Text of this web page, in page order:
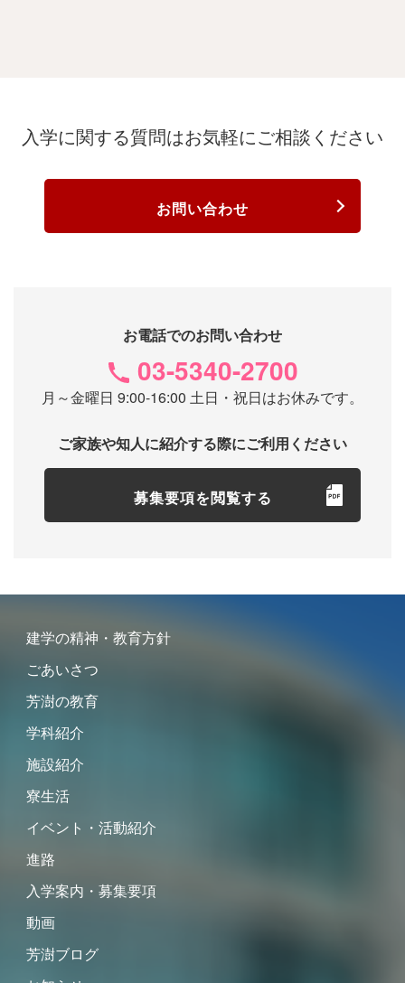
入学に関する質問はお気軽にご相談ください
お問い合わせ
お電話でのお問い合わせ
03-5340-2700
月～金曜日 9:00-16:00 土日・祝日はお休みです。
ご家族や知人に紹介する際にご利用ください
募集要項を閲覧する
建学の精神・教育方針
ごあいさつ
芳澍の教育
学科紹介
施設紹介
寮生活
イベント・活動紹介
進路
入学案内・募集要項
動画
芳澍ブログ